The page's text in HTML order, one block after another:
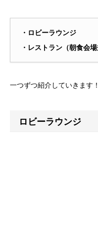
・ロビーラウンジ
・レストラン（朝食会
一つずつ紹介していきます！
ロビーラウンジ